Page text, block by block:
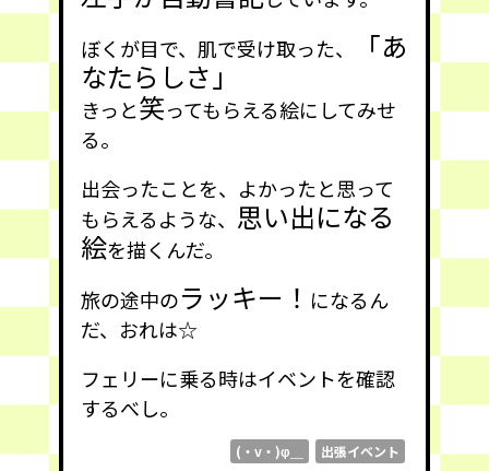
ぼくが目で、肌で受け取った、
「あ
なたらしさ」
きっと笑ってもらえる絵にしてみせ
る。
出会ったことを、よかったと思って
もらえるような、 思い出になる
絵を描くんだ。
旅の途中のラッキー！ になるん
だ、おれは☆
フェリーに乗る時はイベントを確認
するべし。
(・v・)φ＿ 出張イベント